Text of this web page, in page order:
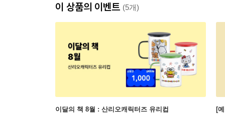
이 상품의 이벤트 (5개)
이달의 책 8월 : 산리오캐릭터즈 유리컵 [